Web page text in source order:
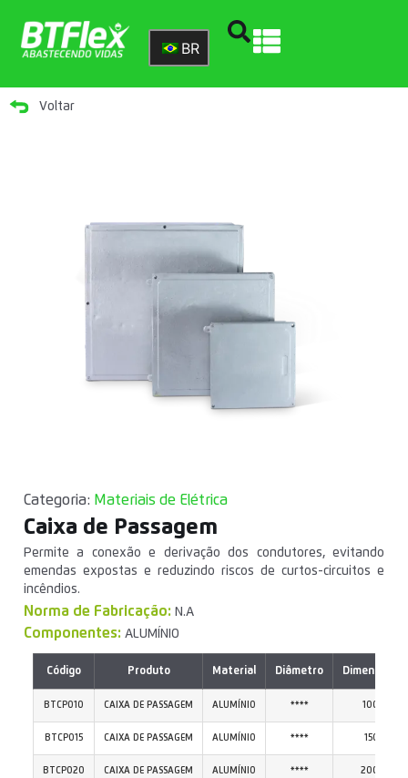
BR
Voltar
Categoria: Materiais de Elétrica
Caixa de Passagem
Permite a conexão e derivação dos condutores, evitando
emendas expostas e reduzindo riscos de curtos-circuitos e
incêndios.
Norma de Fabricação: N.A
Componentes: ALUMÍNIO
Código Produto Material Diâmetro Dimensões
BTCP010 CAIXA DE PASSAGEM ALUMÍNIO **** 100 X 100
BTCP015 CAIXA DE PASSAGEM ALUMÍNIO **** 150 X 150
BTCP020 CAIXA DE PASSAGEM ALUMÍNIO **** 200 X 200